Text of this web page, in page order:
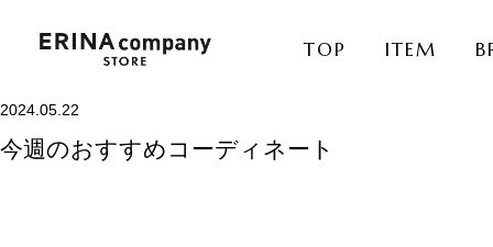
TOP ITEM
2024.05.22
今週のおすすめコーディネート